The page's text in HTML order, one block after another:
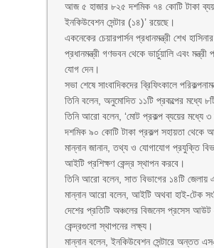
আজ ৫ হাজার ৮২৫ দশমিক ৭৪ কোটি টাকা ব্যয়
ইনকিউবেশন সেন্টার (১৪)’ রয়েছে।
একনেকের চেয়ারপার্সন প্রধানমন্ত্রী শেখ
প্রধানমন্ত্রী গণভবন থেকে ভার্চুয়ালি এবং
যোগ দেন।
সভা শেষে সাংবাদিকদের ব্রিফিংকালে
তিনি বলেন, অনুমোদিত ১১টি প্রকল্পের মধ্যে
তিনি আরো বলেন, ‘মোট প্রকল্প ব্যয়ের মধ্যে
দশমিক ৯০ কোটি টাকা প্রকল্প সহায়তা থেকে
মান্নান জানান, তথ্য ও যোগাযোগ প্রযুক্তি
আইটি প্রশিক্ষণ কেন্দ্র স্থাপন করবে।
তিনি আরো বলেন, সাত বিভাগের ১৪টি জেলায়
মান্নান আরো বলেন, আইটি অথবা হাই-টেক
দেশের প্রতিটি অঞ্চলের বিজনেস প্রসেস
কেন্দ্রগুলো স্থাপনের লক্ষ্য।
মান্নান বলেন, ইনকিউবেশন সেন্টারে অন্তত